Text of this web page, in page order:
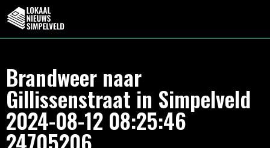
Brandweer naar
Gillissenstraat in Simpelveld
2024-08-12 08:25:46